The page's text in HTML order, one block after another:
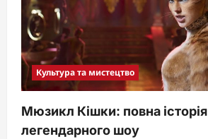
Культура та мистецтво
Мюзикл Кішки: повна історія
легендарного шоу